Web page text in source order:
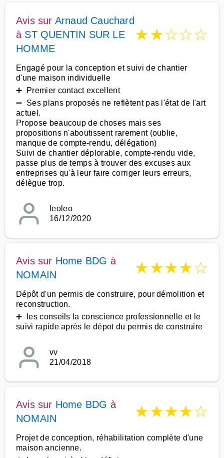
Avis sur Arnaud Cauchard
à ST QUENTIN SUR LE
HOMME
★★☆☆☆
Engagé pour la conception et suivi de chantier
d'une maison individuelle
➕ Premier contact excellent
➖ Ses plans proposés ne reflètent pas l'état de l'art
actuel.
Propose beaucoup de choses mais ses
propositions n'aboutissent rarement (oublie,
manque de compte-rendu, délégation)
Suivi de chantier déplorable, compte-rendu vide,
passe plus de temps à trouver des excuses aux
entreprises qu'à leur faire corriger leurs erreurs,
délègue trop.
leoleo
16/12/2020
Avis sur Home BDG à
NOMAIN
★★★★☆
Dépôt d'un permis de construire, pour démolition et
reconstruction.
➕ les conseils la conscience professionnelle et le
suivi rapide après le dépot du permis de construire
vv
21/04/2018
Avis sur Home BDG à
NOMAIN
★★★★☆
Projet de conception, réhabilitation complète d'une
maison ancienne.